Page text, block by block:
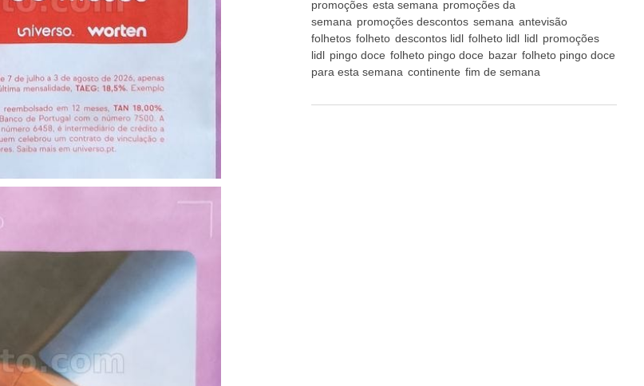
promoções esta semana promoções da
semana promoções descontos semana antevisão
folhetos folheto descontos lidl folheto lidl lidl promoções
lidl pingo doce folheto pingo doce bazar folheto pingo doce
para esta semana continente fim de semana